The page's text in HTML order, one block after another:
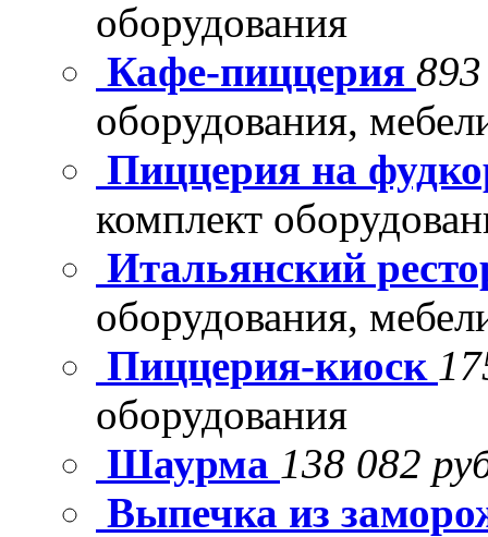
оборудования
Кафе-пиццерия
оборудования,
Пиццерия на
комплект
Итальянский
оборудования,
Пиццерия-киоск
оборудования
Шаурма 138 082
Выпечка из